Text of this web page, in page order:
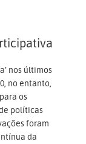
nos últimos
no entanto,
os
políticas
foram
da